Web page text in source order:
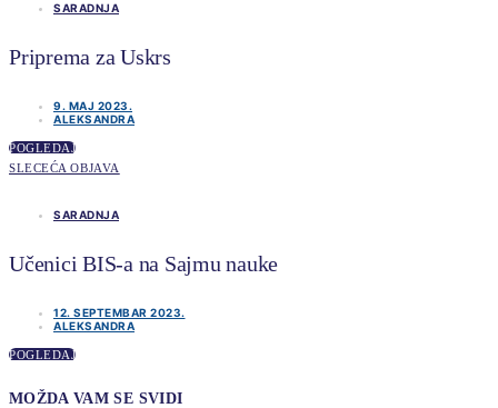
SARADNJA
Priprema za Uskrs
9. MAJ 2023.
ALEKSANDRA
POGLEDAJ
SLECEĆA OBJAVA
SARADNJA
Učenici BIS-a na Sajmu nauke
12. SEPTEMBAR 2023.
ALEKSANDRA
POGLEDAJ
MOŽDA VAM SE SVIDI